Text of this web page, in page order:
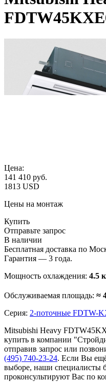
Цена:
141 410 руб.
1813 USD
Цены на монтаж
Купить
Отправьте запрос
В наличии
Бесплатная доставка по
Гарантия — 3 года.
Мощность охлаждения: 4.5
Обслуживаемая площадь: ≈
Серия: 2-поточные FDTW-
Mitsubishi Heavy
купить в компании
отправив запрос или
(495) 740-23-24. Если Вы
выборе, наши специалисты
проконсультируют Вас по